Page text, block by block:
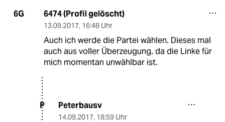
6G 6474 (Profil gelöscht)
13.09.2017, 16:48 Uhr
Auch ich werde die Partei wählen. Dieses mal
auch aus voller Überzeugung, da die Linke für
mich momentan unwählbar ist.
P Peterbausv
14.09.2017, 18:59 Uhr